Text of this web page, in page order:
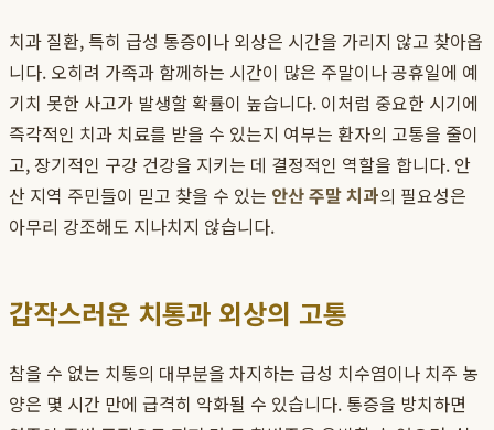
치과 질환, 특히 급성 통증이나 외상은 시간을 가리지 않고 찾아옵
니다. 오히려 가족과 함께하는 시간이 많은 주말이나 공휴일에 예
기치 못한 사고가 발생할 확률이 높습니다. 이처럼 중요한 시기에
즉각적인 치과 치료를 받을 수 있는지 여부는 환자의 고통을 줄이
고, 장기적인 구강 건강을 지키는 데 결정적인 역할을 합니다. 안
산 지역 주민들이 믿고 찾을 수 있는 안산 주말 치과의 필요성은
아무리 강조해도 지나치지 않습니다.
갑작스러운 치통과 외상의 고통
참을 수 없는 치통의 대부분을 차지하는 급성 치수염이나 치주 농
양은 몇 시간 만에 급격히 악화될 수 있습니다. 통증을 방치하면